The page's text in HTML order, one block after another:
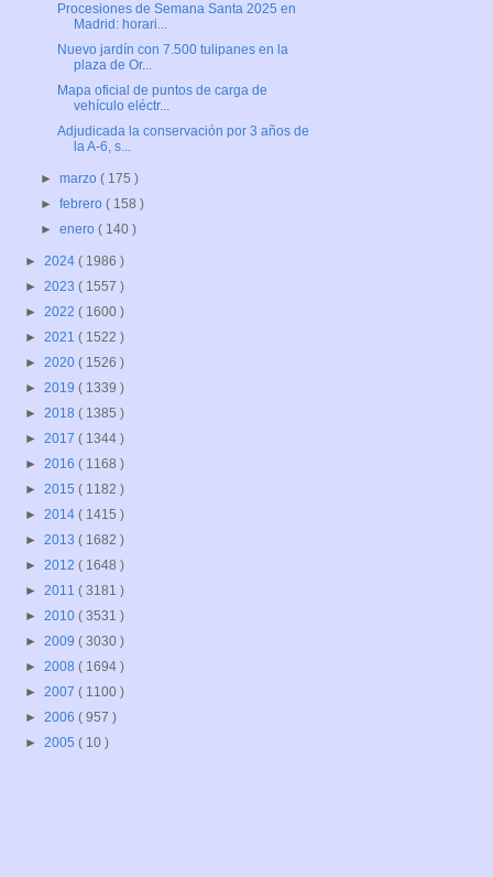
Procesiones de Semana Santa 2025 en
Madrid: horari...
Nuevo jardín con 7.500 tulipanes en la
plaza de Or...
Mapa oficial de puntos de carga de
vehículo eléctr...
Adjudicada la conservación por 3 años de
la A-6, s...
►marzo( 175 )
►febrero( 158 )
►enero( 140 )
► 2024 ( 1986 )
► 2023 ( 1557 )
► 2022 ( 1600 )
► 2021 ( 1522 )
► 2020 ( 1526 )
► 2019 ( 1339 )
► 2018 ( 1385 )
► 2017 ( 1344 )
► 2016 ( 1168 )
► 2015 ( 1182 )
► 2014 ( 1415 )
► 2013 ( 1682 )
► 2012 ( 1648 )
► 2011 ( 3181 )
► 2010 ( 3531 )
► 2009 ( 3030 )
► 2008 ( 1694 )
► 2007 ( 1100 )
► 2006 ( 957 )
► 2005 ( 10 )